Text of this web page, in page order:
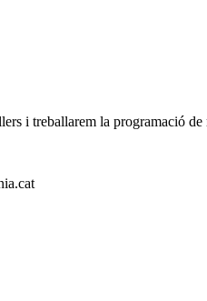
i treballarem la programació